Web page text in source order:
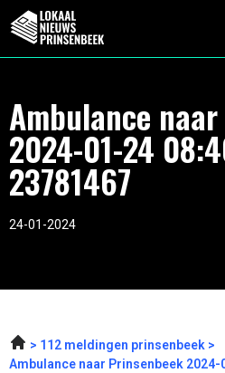
Ambulance
2024-01-24
23781467
24-01-2024
112 meldingen prinsenbeek
Ambulance naar Prinsenbeek 2024-